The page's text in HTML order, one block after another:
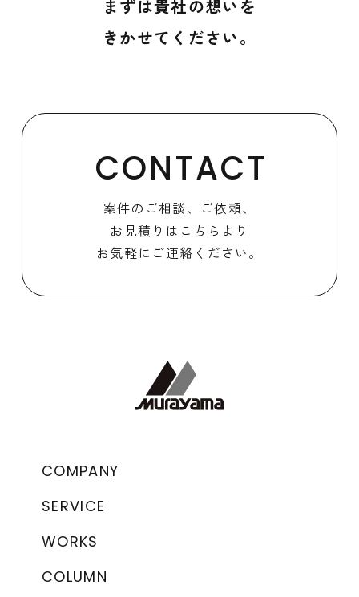
まずは貴社の想いを
きかせてください。
CONTACT
案件のご相談、ご依頼、
お見積りはこちらより
お気軽にご連絡ください。
COMPANY
SERVICE
WORKS
COLUMN